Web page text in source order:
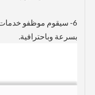
6- سيقوم موظفو
بسرعة وباحترافية.